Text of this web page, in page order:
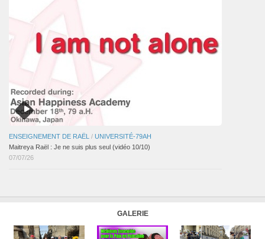
ENSEIGNEMENT DE RAËL / UNIVERSITÉ-79AH
Maitreya Raël : Je ne suis plus seul (vidéo 10/10)
07/07/26
GALERIE